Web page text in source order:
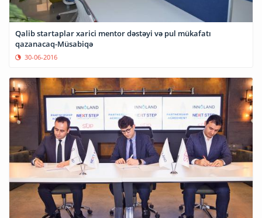
Qalib startaplar xarici mentor dəstəyi və pul mükafatı
qazanacaq-Müsabiqə
30-06-2016